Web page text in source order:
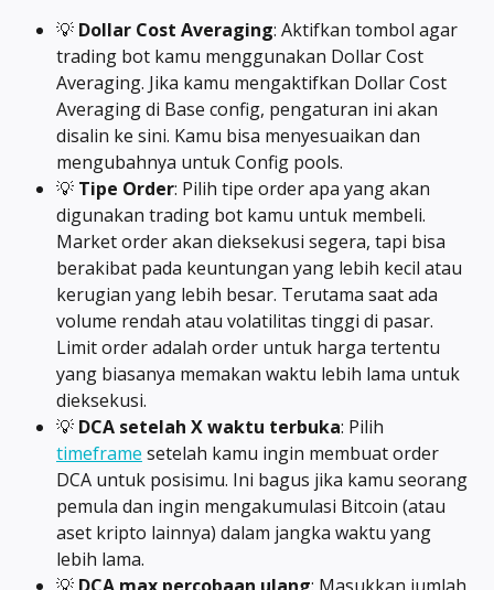
💡 Dollar Cost Averaging: Aktifkan tombol agar
trading bot kamu menggunakan Dollar Cost
Averaging. Jika kamu mengaktifkan Dollar Cost
Averaging di Base config, pengaturan ini akan
disalin ke sini. Kamu bisa menyesuaikan dan
mengubahnya untuk Config pools.
💡 Tipe Order: Pilih tipe order apa yang akan
digunakan trading bot kamu untuk membeli.
Market order akan dieksekusi segera, tapi bisa
berakibat pada keuntungan yang lebih kecil atau
kerugian yang lebih besar. Terutama saat ada
volume rendah atau volatilitas tinggi di pasar.
Limit order adalah order untuk harga tertentu
yang biasanya memakan waktu lebih lama untuk
dieksekusi.
💡 DCA setelah X waktu terbuka: Pilih
timeframe setelah kamu ingin membuat order
DCA untuk posisimu. Ini bagus jika kamu seorang
pemula dan ingin mengakumulasi Bitcoin (atau
aset kripto lainnya) dalam jangka waktu yang
lebih lama.